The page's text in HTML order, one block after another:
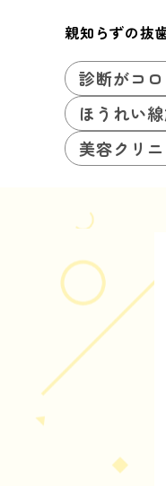
親知らずの抜
診断がコ
ほうれい
美容クリ